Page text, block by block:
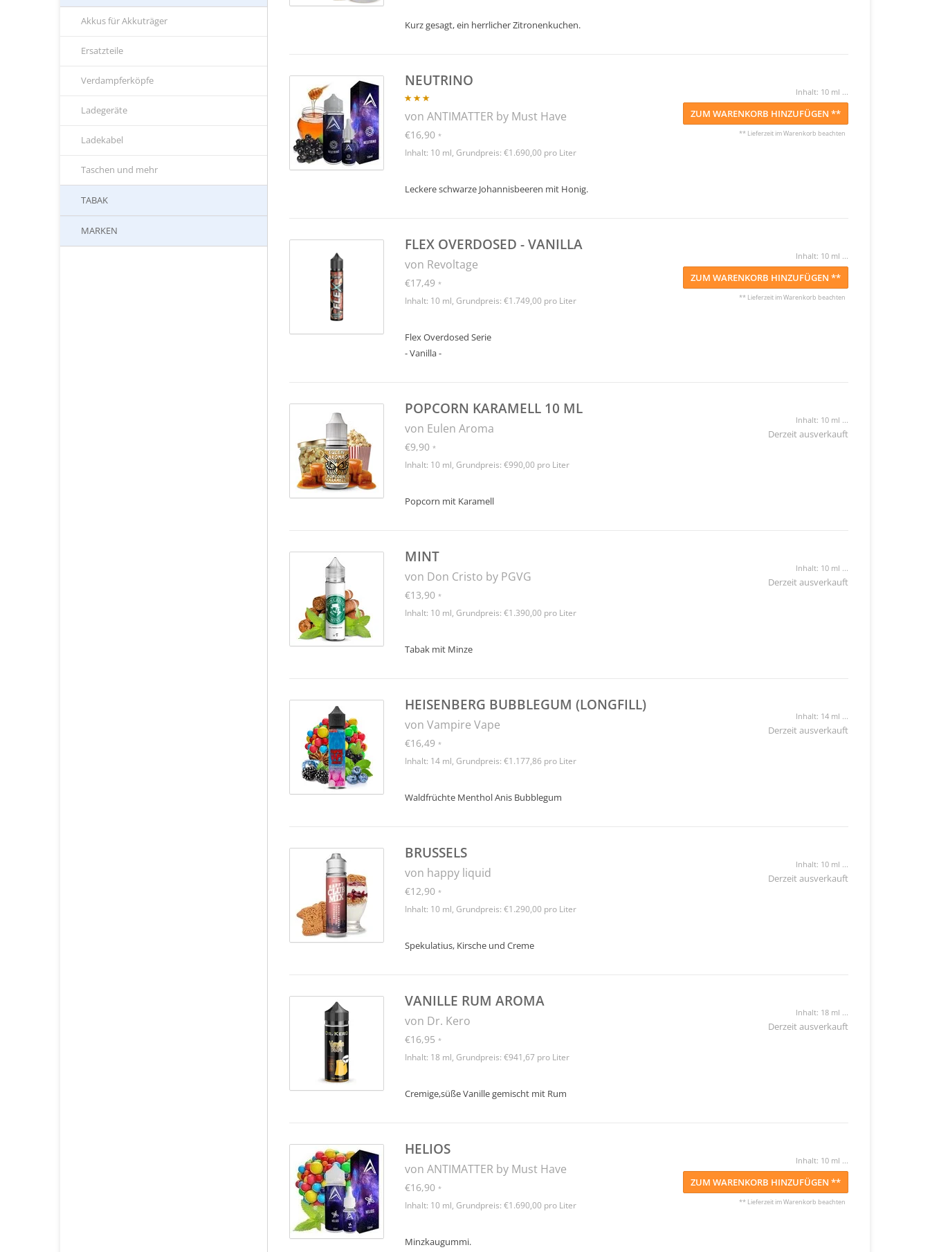
Akkus für Akkuträger
Ersatzteile
Verdampferköpfe
Ladegeräte
Ladekabel
Taschen und mehr
TABAK
MARKEN
Kurz gesagt, ein herrlicher Zitronenkuchen.
NEUTRINO
von ANTIMATTER by Must Have
€16,90 *
Inhalt: 10 ml, Grundpreis: €1.690,00 pro Liter
Inhalt: 10 ml ...
ZUM WARENKORB HINZUFÜGEN **
** Lieferzeit im Warenkorb beachten
Leckere schwarze Johannisbeeren mit Honig.
FLEX OVERDOSED - VANILLA
von Revoltage
€17,49 *
Inhalt: 10 ml, Grundpreis: €1.749,00 pro Liter
Inhalt: 10 ml ...
ZUM WARENKORB HINZUFÜGEN **
** Lieferzeit im Warenkorb beachten
Flex Overdosed Serie
- Vanilla -
POPCORN KARAMELL 10 ML
von Eulen Aroma
€9,90 *
Inhalt: 10 ml, Grundpreis: €990,00 pro Liter
Inhalt: 10 ml ...
Derzeit ausverkauft
Popcorn mit Karamell
MINT
von Don Cristo by PGVG
€13,90 *
Inhalt: 10 ml, Grundpreis: €1.390,00 pro Liter
Inhalt: 10 ml ...
Derzeit ausverkauft
Tabak mit Minze
HEISENBERG BUBBLEGUM (LONGFILL)
von Vampire Vape
€16,49 *
Inhalt: 14 ml, Grundpreis: €1.177,86 pro Liter
Inhalt: 14 ml ...
Derzeit ausverkauft
Waldfrüchte Menthol Anis Bubblegum
BRUSSELS
von happy liquid
€12,90 *
Inhalt: 10 ml, Grundpreis: €1.290,00 pro Liter
Inhalt: 10 ml ...
Derzeit ausverkauft
Spekulatius, Kirsche und Creme
VANILLE RUM AROMA
von Dr. Kero
€16,95 *
Inhalt: 18 ml, Grundpreis: €941,67 pro Liter
Inhalt: 18 ml ...
Derzeit ausverkauft
Cremige,süße Vanille gemischt mit Rum
HELIOS
von ANTIMATTER by Must Have
€16,90 *
Inhalt: 10 ml, Grundpreis: €1.690,00 pro Liter
Inhalt: 10 ml ...
ZUM WARENKORB HINZUFÜGEN **
** Lieferzeit im Warenkorb beachten
Minzkaugummi.